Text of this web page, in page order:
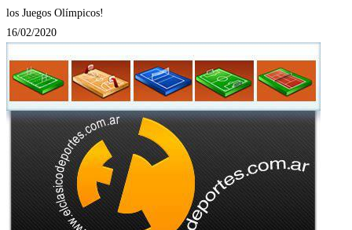
los Juegos Olímpicos!
16/02/2020